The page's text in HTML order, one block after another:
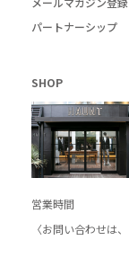
パートナーシップ
SHOP
営業時間
〈お問い合わせは、